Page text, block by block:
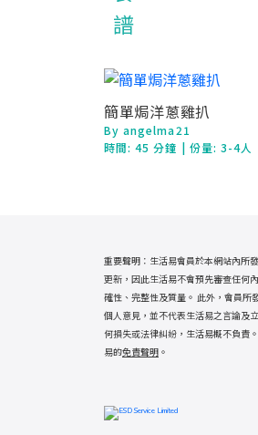
簡單焗洋蔥雞扒
By angelma21
時間:45 分鐘 | 份量: 3-4人
重要聲明：生活易會員於本網站內所
更新，因此生活易不會預先審查任何
確性、完整性及質量。 此外，會員所
個人意見，並不代表生活易之言論及
何損失或法律糾紛，生活易概不負責
易的免責聲明 。